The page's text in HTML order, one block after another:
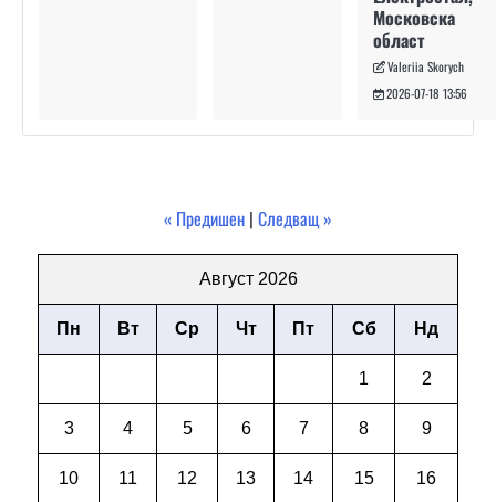
Московска
област
Valeriia Skorych
2026-07-18 13:56
« Предишен | Следващ »
Август 2026
Пн Вт Ср Чт Пт Сб Нд
1 2
3 4 5 6 7 8 9
10 11 12 13 14 15 16